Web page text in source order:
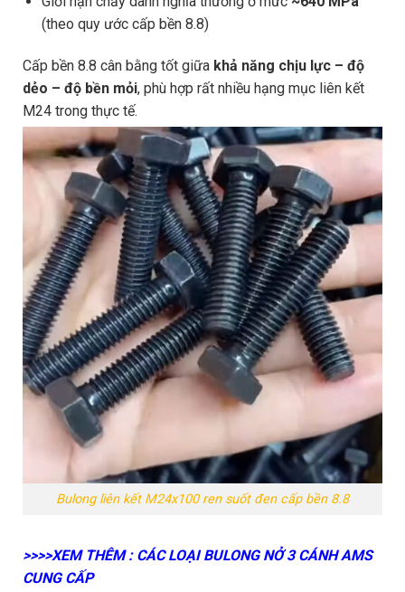
(theo quy ước cấp bền 8.8)
Cấp bền 8.8 cân bằng tốt giữa khả năng chịu lực – độ
dẻo – độ bền mỏi, phù hợp rất nhiều hạng mục liên kết
M24 trong thực tế.
Bulong liên kết M24x100 ren suốt đen cấp bền 8.8
>>>>XEM THÊM : CÁC LOẠI BULONG NỞ 3 CÁNH AMS
CUNG CẤP